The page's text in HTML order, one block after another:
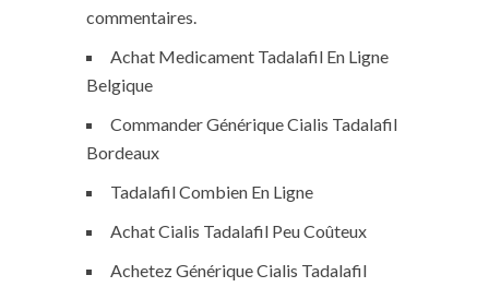
commentaires.
Achat Medicament Tadalafil En Ligne
Belgique
Commander Générique Cialis Tadalafil
Bordeaux
Tadalafil Combien En Ligne
Achat Cialis Tadalafil Peu Coûteux
Achetez Générique Cialis Tadalafil